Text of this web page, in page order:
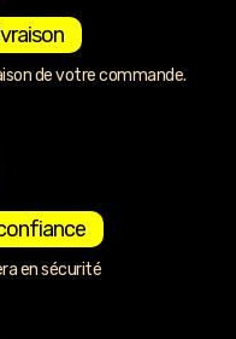
de votre commande.
en sécurité